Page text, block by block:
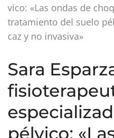
vico: «Las ondas de
tratamiento del suelo
caz y no invasiva»
Sara
pélvico: